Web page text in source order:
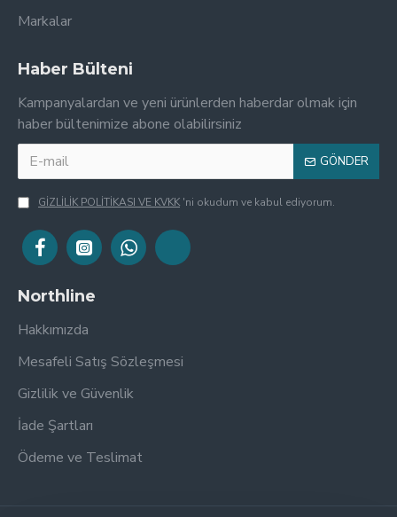
Markalar
Haber Bülteni
Kampanyalardan ve yeni ürünlerden haberdar olmak için
haber bültenimize abone olabilirsiniz
GÖNDER
GİZLİLİK POLİTİKASI VE KVKK 'ni okudum ve kabul ediyorum.
Northline
Hakkımızda
Mesafeli Satış Sözleşmesi
Gizlilik ve Güvenlik
İade Şartları
Ödeme ve Teslimat